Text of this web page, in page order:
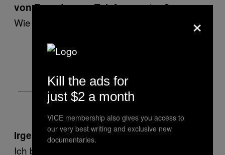
von Fremden am Telefon erraten?
Wie alt bin ich?
Irgendetwas zwischen 35 und 50?
Ich bin ein bisschen älter. Menschen liegen
×
Kill the ads for
just $2 a month
VICE membership also gives you access to
our very best writing and exclusive new
documentaries.